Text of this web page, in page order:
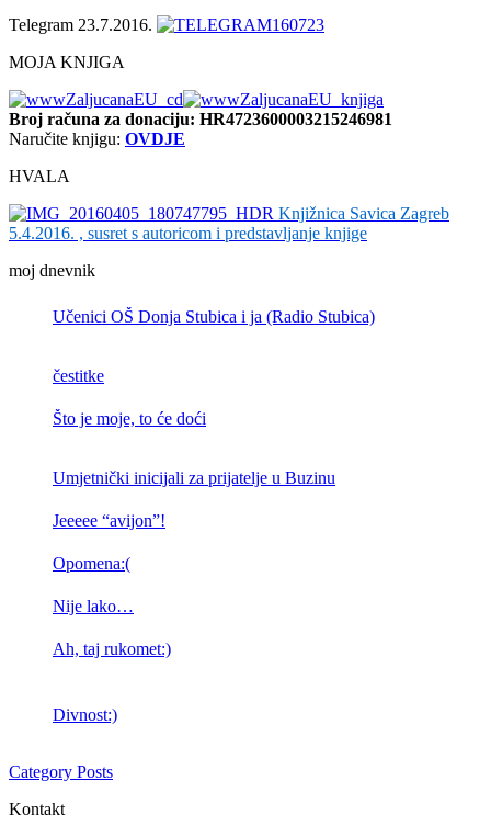
Telegram 23.7.2016.
MOJA KNJIGA
Broj računa za donaciju: HR4723600003215246981
Naručite knjigu: OVDJE
HVALA
Knjižnica Savica Zagreb
5.4.2016. , susret s autoricom i predstavljanje knjige
moj dnevnik
Učenici OŠ Donja Stubica i ja (Radio Stubica)
čestitke
Što je moje, to će doći
Umjetnički inicijali za prijatelje u Buzinu
Jeeeee “avijon”!
Opomena:(
Nije lako…
Ah, taj rukomet:)
Divnost:)
Category Posts
Kontakt